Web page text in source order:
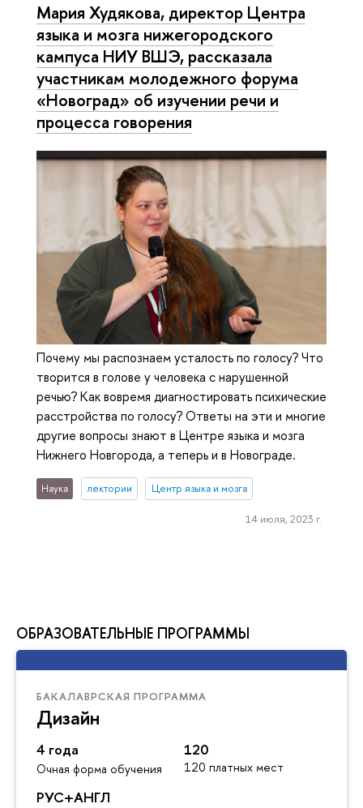
ОБРАЗОВАТЕЛЬНЫЕ ПРОГРАММЫ
БАКАЛАВРСКАЯ ПРОГРАММА
Дизайн
4 года
Очная форма обучения
120
120 платных мест
РУС+АНГЛ
Мария Худякова, директор Центра
языка и мозга нижегородского
кампуса НИУ ВШЭ, рассказала
участникам молодежного форума
«Новоград» об изучении речи и
процесса говорения
Почему мы распознаем усталость по голосу? Что
творится в голове у человека с нарушенной
речью? Как вовремя диагностировать психические
расстройства по голосу? Ответы на эти и многие
другие вопросы знают в Центре языка и мозга
Нижнего Новгорода, а теперь и в Новограде.
Наука лектории Центр языка и мозга
14 июля, 2023 г.